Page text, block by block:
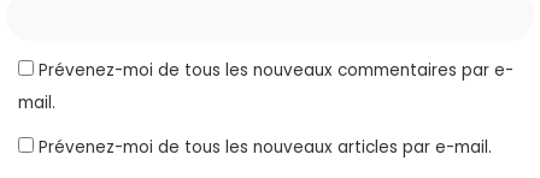
Prévenez-moi de tous les nouveaux commentaires par e-
mail.
Prévenez-moi de tous les nouveaux articles par e-mail.